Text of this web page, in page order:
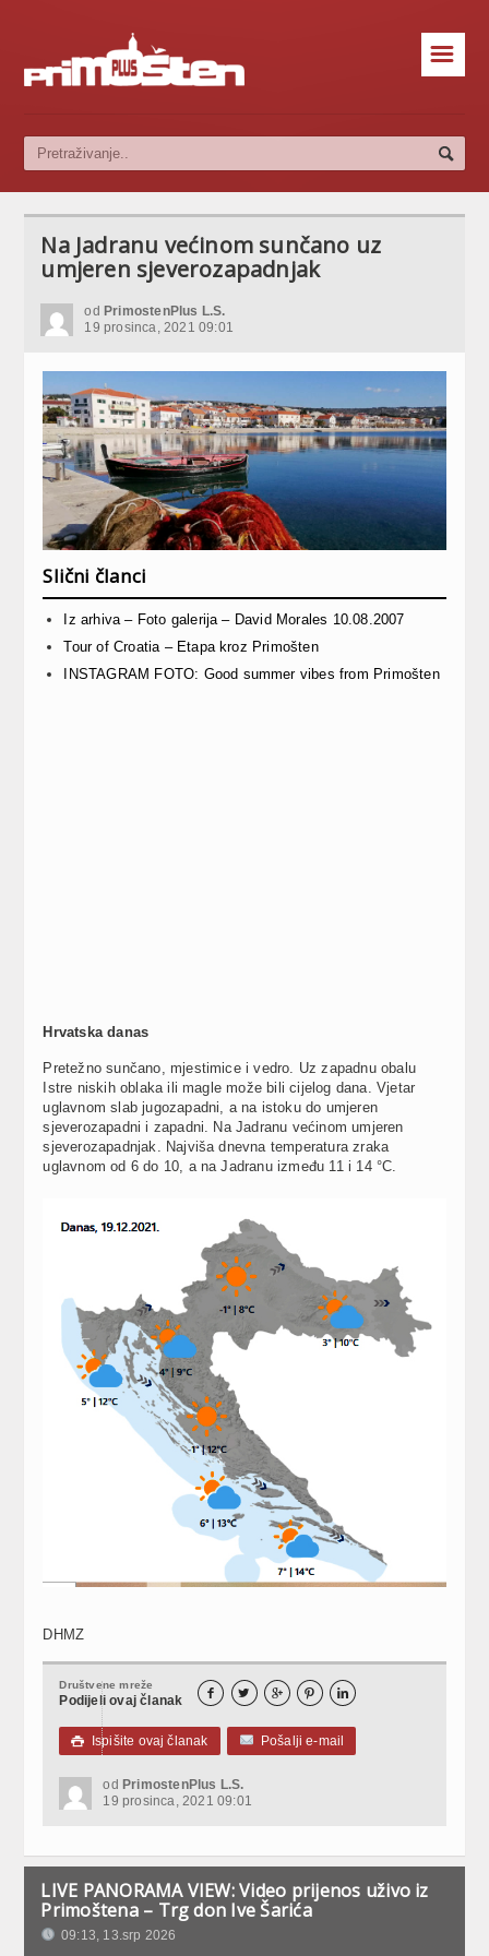
☰
Na Jadranu većinom sunčano uz
umjeren sjeverozapadnjak
od PrimostenPlus L.S.
19 prosinca, 2021 09:01
Slični članci
Iz arhiva – Foto galerija – David Morales 10.08.2007
Tour of Croatia – Etapa kroz Primošten
INSTAGRAM FOTO: Good summer vibes from Primošten
Hrvatska danas
Pretežno sunčano, mjestimice i vedro. Uz zapadnu obalu
Istre niskih oblaka ili magle može bili cijelog dana. Vjetar
uglavnom slab jugozapadni, a na istoku do umjeren
sjeverozapadni i zapadni. Na Jadranu većinom umjeren
sjeverozapadnjak. Najviša dnevna temperatura zraka
uglavnom od 6 do 10, a na Jadranu između 11 i 14 °C.
DHMZ
Društvene mreže
Podijeli ovaj članak     
 Ispišite ovaj članak Pošalji e-mail
od PrimostenPlus L.S.
19 prosinca, 2021 09:01
LIVE PANORAMA VIEW: Video prijenos uživo iz
Primoštena – Trg don Ive Šarića
09:13, 13.srp 2026